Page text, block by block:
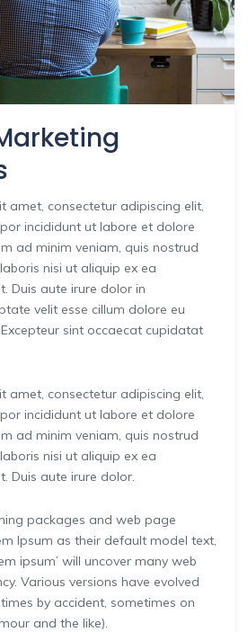
amet, consectetur adipiscing elit,
incididunt ut labore et dolore
ad minim veniam, quis nostrud
nisi ut aliquip ex ea
Duis aute irure dolor in
velit esse cillum dolore eu
sint occaecat cupidatat
amet, consectetur adipiscing elit,
incididunt ut labore et dolore
ad minim veniam, quis nostrud
nisi ut aliquip ex ea
Duis aute irure dolor.
packages and web page
Ipsum as their default model text,
ipsum’ will uncover many web
Various versions have evolved
by accident, sometimes on
and the like).